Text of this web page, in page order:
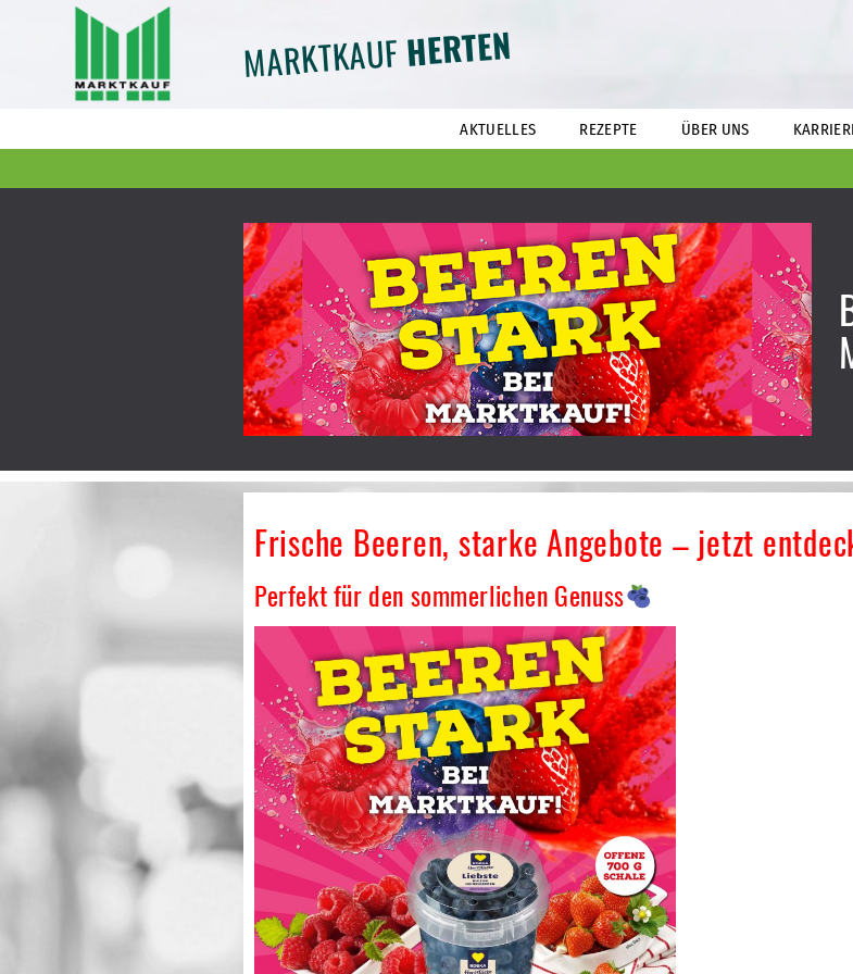
MARKTKAUFHERTEN
AKTUELLES REZEPTE ÜBER UNS
Frische Beeren, starke Angebote – jetzt
Perfekt für den sommerlichen Genuss